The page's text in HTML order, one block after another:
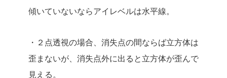
傾いていないならアイレベルは水平線。
・２点透視の場合、消失点の間ならば立方体は
歪まないが、消失点外に出ると立方体が歪んで
見える。